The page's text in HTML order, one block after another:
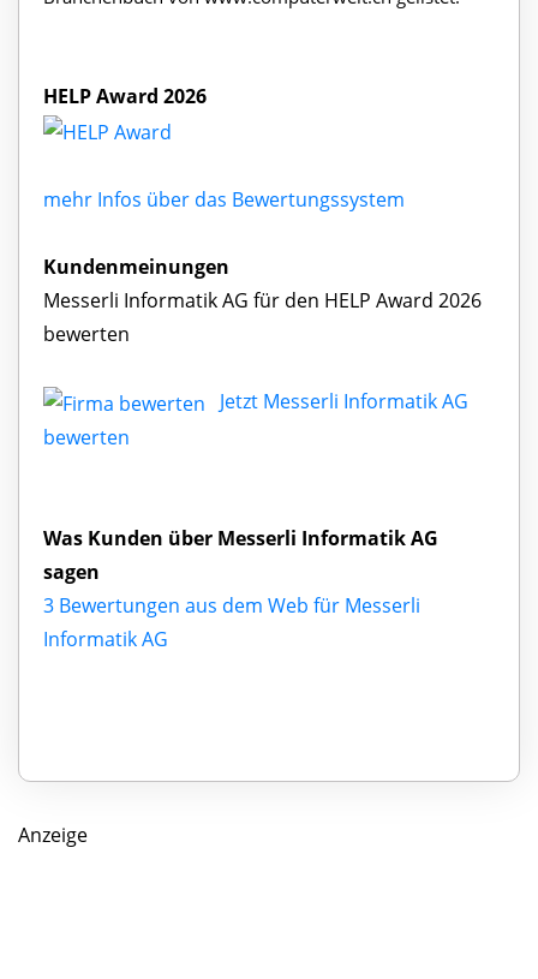
HELP Award 2026
mehr Infos über das Bewertungssystem
Kundenmeinungen
Messerli Informatik AG für den HELP Award 2026
bewerten
Jetzt Messerli Informatik AG
bewerten
Was Kunden über Messerli Informatik AG
sagen
3 Bewertungen aus dem Web für Messerli
Informatik AG
Anzeige